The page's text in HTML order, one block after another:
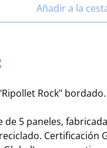
Añadir a la
Rock" bordado.
de 5 paneles,
Certificación